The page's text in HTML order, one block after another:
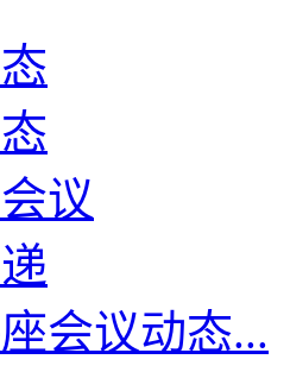
议
会议动态...